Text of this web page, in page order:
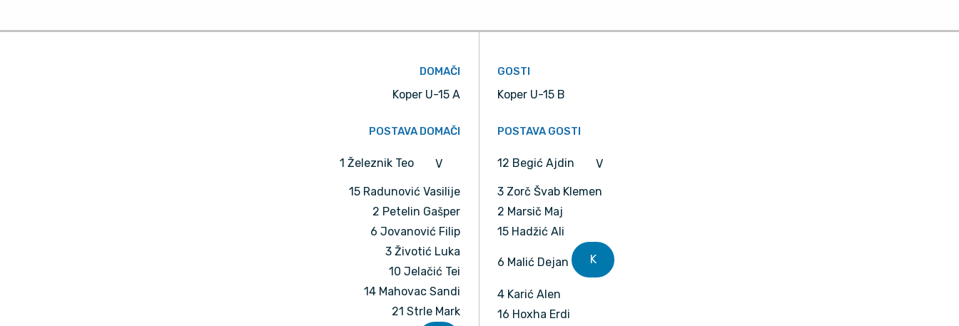
DOMAČI
Koper U-15 A
GOSTI
Koper U-15 B
POSTAVA DOMAČI
1 Železnik Teo V
15 Radunović Vasilije
2 Petelin Gašper
6 Jovanović Filip
3 Životić Luka
10 Jelačić Tei
14 Mahovac Sandi
21 Strle Mark
POSTAVA GOSTI
12 Begić Ajdin V
3 Zorč Švab Klemen
2 Marsič Maj
15 Hadžić Ali
6 Malić Dejan K
4 Karić Alen
16 Hoxha Erdi